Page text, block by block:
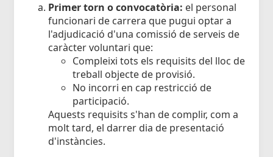
Primer torn o convocatòria: el personal
funcionari de carrera que pugui optar a
l'adjudicació d'una comissió de serveis de
caràcter voluntari que:
Compleixi tots els requisits del lloc de
treball objecte de provisió.
No incorri en cap restricció de
participació.
Aquests requisits s'han de complir, com a
molt tard, el darrer dia de presentació
d'instàncies.